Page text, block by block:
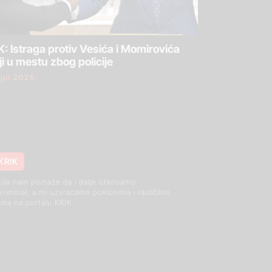
Istraga protiv Vesića i Momirovića
u mestu zbog policije
2026.
nam pomaže da i dalje otkrivamo
a mi uzvraćamo poklonima i različitim
na portalu KRIK.